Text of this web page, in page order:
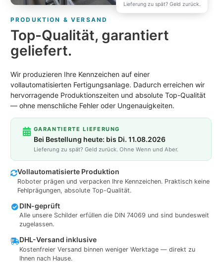
Lieferung zu spät? Geld zurück.
PRODUKTION & VERSAND
Top-Qualität, garantiert
geliefert.
Wir produzieren Ihre Kennzeichen auf einer
vollautomatisierten Fertigungsanlage. Dadurch erreichen wir
hervorragende Produktionszeiten und absolute Top-Qualität
— ohne menschliche Fehler oder Ungenauigkeiten.
GARANTIERTE LIEFERUNG
Bei Bestellung heute: bis Di. 11.08.2026
Lieferung zu spät? Geld zurück. Ohne Wenn und Aber.
Vollautomatisierte Produktion
Roboter prägen und verpacken Ihre Kennzeichen. Praktisch keine
Fehlprägungen, absolute Top-Qualität.
DIN-geprüft
Alle unsere Schilder erfüllen die DIN 74069 und sind bundesweit
zugelassen.
DHL-Versand inklusive
Kostenfreier Versand binnen weniger Werktage — direkt zu
Ihnen nach Hause.